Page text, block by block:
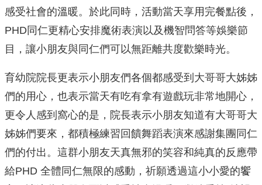
感受社會的溫暖。於此同時，活動當天享用完餐點後，
PHD同仁更精心安排魔術表演以及機智問答等娛樂節
目，讓小朋友與同仁們可以無距離共度歡樂時光。
育幼院院長更表示小朋友們各個都感受到大哥哥大姊姊
們的用心，也表示當天有吃有拿有遊戲玩非常地開心，
更令人感到窩心的是，院長表示小朋友知道有大哥哥大
姊姊們要來，都積極練習回饋舞蹈表演來感謝集團同仁
們的付出。這群小朋友天真無邪的笑容和純真的反應帶
給PHD 全體同仁無限的感動，祈願透過這小小愛的饗